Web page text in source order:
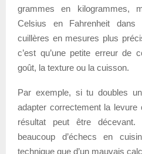
grammes en kilogrammes,
Celsius en Fahrenheit
cuillères en mesures plus
c’est qu’une petite erreur de
goût, la texture ou la cuisson.
Par exemple, si tu doubles
adapter correctement la
résultat peut être décevant.
beaucoup d’échecs en
technique que d’un mauvais